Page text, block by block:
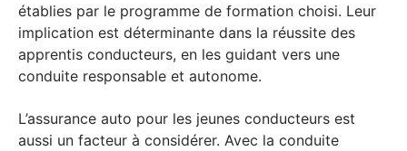
établies par le programme de formation choisi. Leur
implication est déterminante dans la réussite des
apprentis conducteurs, en les guidant vers une
conduite responsable et autonome.
L’assurance auto pour les jeunes conducteurs est
aussi un facteur à considérer. Avec la conduite